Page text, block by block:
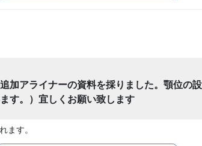
加アライナーの資料を採りました。顎位の
す。）宜しくお願い致します
ます。